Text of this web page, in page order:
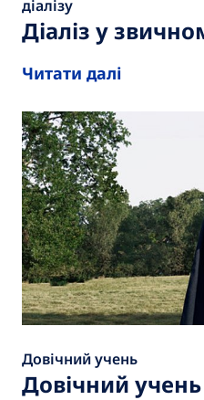
діалізу
Діаліз у
Читати далі
Довічний учень
Довічний учень